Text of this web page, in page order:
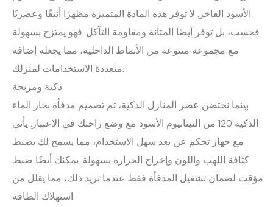
الأسود الفاخر. لا توفر هذه المادة المتميزة مظهرًا أنيقًا وعصريًا
فحسب، بل توفر أيضًا المتانة ومقاومة التآكل. فهو يمتزج بسهولة
مع مجموعة متنوعة من الأنماط الداخلية، مما يجعله إضافة
متعددة الاستخدامات لمنزلك.
ذكية ومريحة
بينما نحتضن عصر المنازل الذكية، تم تصميم مدفأة بخار الماء
الذكية 120 من التيتانيوم الأسود مع وضع راحتك في الاعتبار. يأتي
مع جهاز تحكم عن بعد سهل الاستخدام، مما يسمح لك بضبط
كثافة اللهب واللون وإخراج الحرارة بسهولة. يمكنك أيضًا ضبط
مؤقت لضمان تشغيل المدفأة فقط عندما تريد ذلك، مما يقلل من
استهلاك الطاقة.